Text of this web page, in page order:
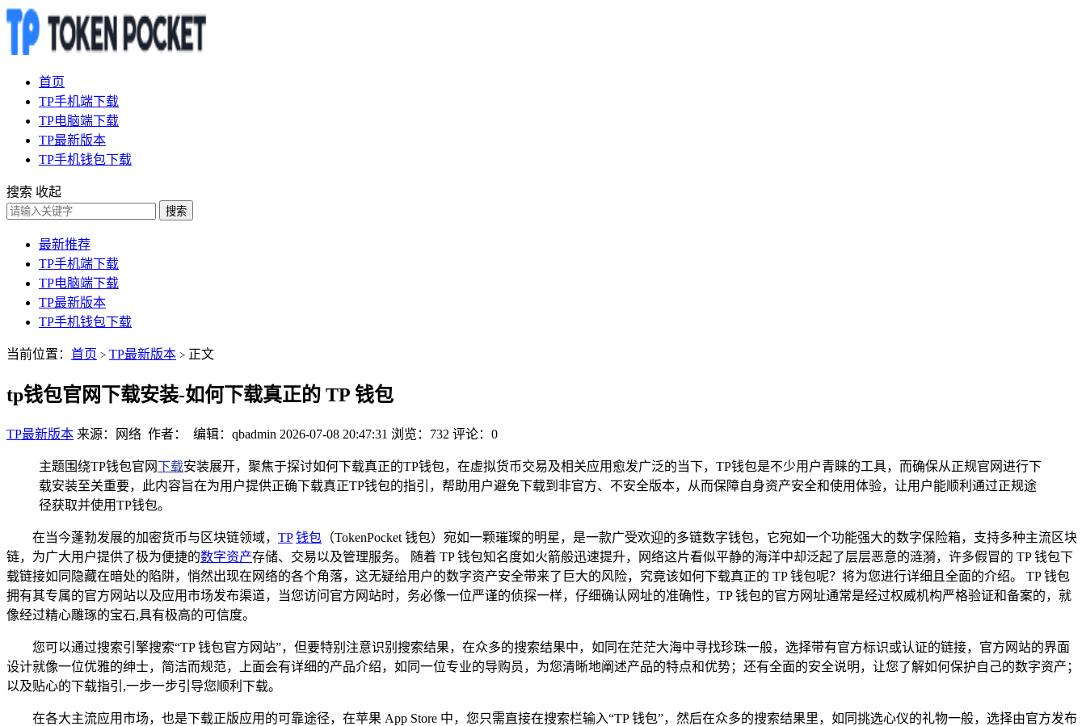
首页
TP手机端下载
TP电脑端下载
TP最新版本
TP手机钱包下载
搜索 收起
搜索
最新推荐
TP手机端下载
TP电脑端下载
TP最新版本
TP手机钱包下载
当前位置： 首页 > TP最新版本 > 正文
tp钱包官网下载安装-如何下载真正的 TP 钱包
TP最新版本 来源：网络 作者： 编辑：qbadmin 2026-07-08 20:47:31 浏览：732 评论：0
主题围绕TP钱包官网下载安装展开，聚焦于探讨如何下载真正的TP钱包，在虚拟货币交易及相关应用愈发广泛的当下，TP钱包是不少用户青睐的工具，而确保从正规官网进行下
载安装至关重要，此内容旨在为用户提供正确下载真正TP钱包的指引，帮助用户避免下载到非官方、不安全版本，从而保障自身资产安全和使用体验，让用户能顺利通过正规途
径获取并使用TP钱包。
在当今蓬勃发展的加密货币与区块链领域， TP 钱包 （TokenPocket 钱包）宛如一颗璀璨的明星，是一款广受欢迎的多链数字钱包，它宛如一个功能强大的数字保险箱，支持多种主流区块
链，为广大用户提供了极为便捷的数字资产存储、交易以及管理服务。 随着 TP 钱包知名度如火箭般迅速提升，网络这片看似平静的海洋中却泛起了层层恶意的涟漪，许多假冒的 TP 钱包下
载链接如同隐藏在暗处的陷阱，悄然出现在网络的各个角落，这无疑给用户的数字资产安全带来了巨大的风险，究竟该如何下载真正的 TP 钱包呢？将为您进行详细且全面的介绍。 TP 钱包
拥有其专属的官方网站以及应用市场发布渠道，当您访问官方网站时，务必像一位严谨的侦探一样，仔细确认网址的准确性，TP 钱包的官方网址通常是经过权威机构严格验证和备案的，就
像经过精心雕琢的宝石,具有极高的可信度。
您可以通过搜索引擎搜索“TP 钱包官方网站”，但要特别注意识别搜索结果，在众多的搜索结果中，如同在茫茫大海中寻找珍珠一般，选择带有官方标识或认证的链接，官方网站的界面
设计就像一位优雅的绅士，简洁而规范，上面会有详细的产品介绍，如同一位专业的导购员，为您清晰地阐述产品的特点和优势；还有全面的安全说明，让您了解如何保护自己的数字资产；
以及贴心的下载指引,一步一步引导您顺利下载。
在各大主流应用市场，也是下载正版应用的可靠途径，在苹果 App Store 中，您只需直接在搜索栏输入“TP 钱包”，然后在众多的搜索结果里，如同挑选心仪的礼物一般，选择由官方发布